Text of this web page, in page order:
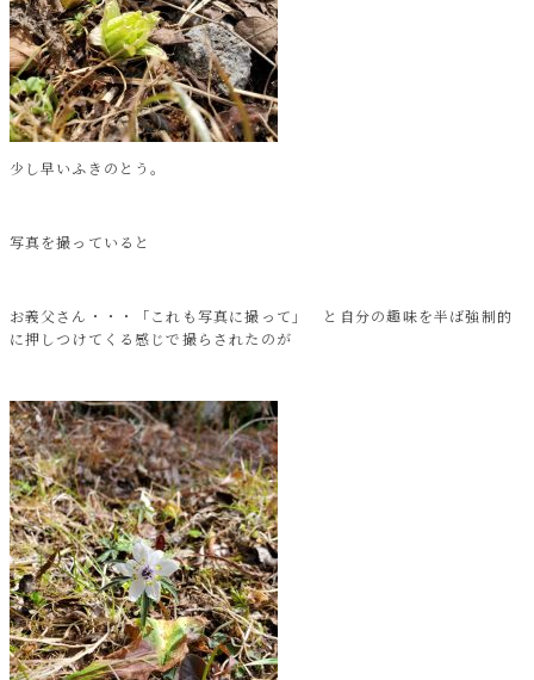
少し早いふきのとう。
写真を撮っていると
お義父さん・・・「これも写真に撮って」 と自分の趣味を半ば強制的
に押しつけてくる感じで撮らされたのが